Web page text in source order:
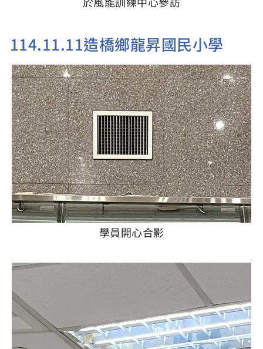
114.11.11造橋鄉龍昇國民小學
學員開心合影